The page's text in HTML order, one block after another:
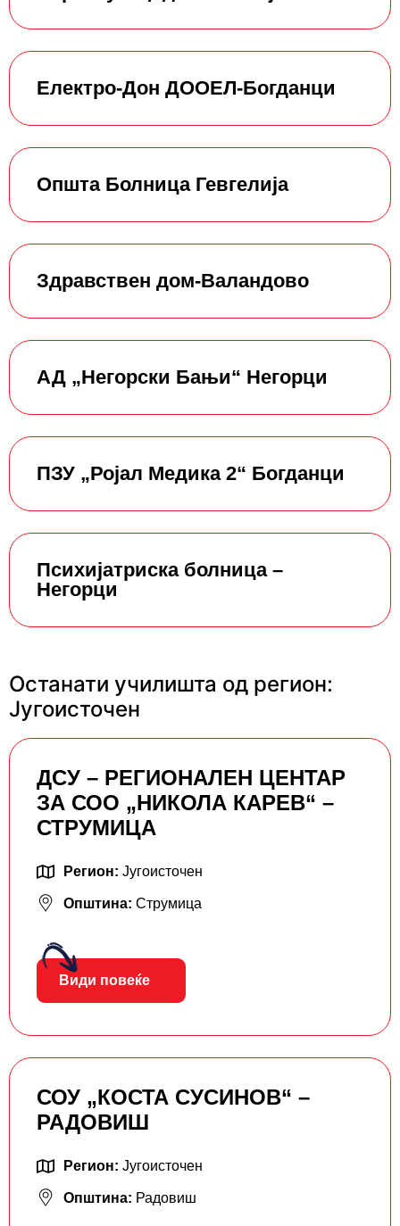
Електро-Дон ДООЕЛ-Богданци
Општа Болница Гевгелија
Здравствен дом-Валандово
АД „Негорски Бањи“ Негорци
ПЗУ „Ројал Медика 2“ Богданци
Психијатриска болница –
Негорци
Останати училишта од регион:
Југоисточен
ДСУ – РЕГИОНАЛЕН ЦЕНТАР
ЗА СОО „НИКОЛА КАРЕВ“ –
СТРУМИЦА
Регион: Југоисточен
Општина: Струмица
Види повеќе
СОУ „КОСТА СУСИНОВ“ –
РАДОВИШ
Регион: Југоисточен
Општина: Радовиш